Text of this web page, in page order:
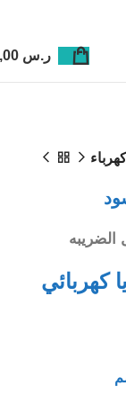
ر.س
كهربائي